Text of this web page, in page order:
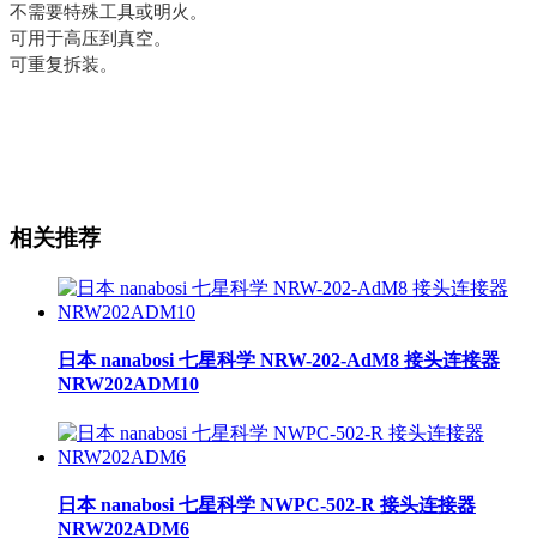
不需要特殊工具或明火。
可用于高压到真空。
可重复拆装。
相关推荐
日本 nanabosi 七星科学 NRW-202-AdM8 接头连接器
NRW202ADM10
日本 nanabosi 七星科学 NWPC-502-R 接头连接器
NRW202ADM6